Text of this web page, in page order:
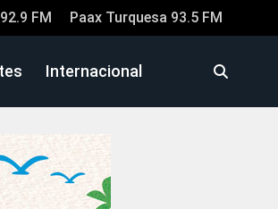
FM Paax Turquesa 93.5 FM
Internacional